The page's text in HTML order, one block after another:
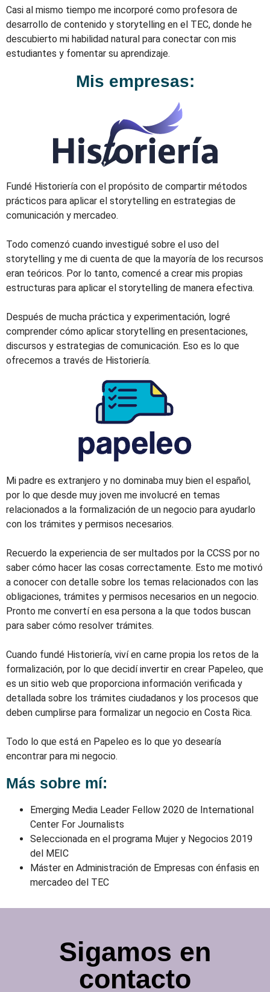
Casi al mismo tiempo me incorporé como profesora de
desarrollo de contenido y storytelling en el TEC, donde he
descubierto mi habilidad natural para conectar con mis
estudiantes y fomentar su aprendizaje.
Mis empresas:
Fundé Historiería con el propósito de compartir métodos
prácticos para aplicar el storytelling en estrategias de
comunicación y mercadeo.
Todo comenzó cuando investigué sobre el uso del
storytelling y me di cuenta de que la mayoría de los recursos
eran teóricos. Por lo tanto, comencé a crear mis propias
estructuras para aplicar el storytelling de manera efectiva.
Después de mucha práctica y experimentación, logré
comprender cómo aplicar storytelling en presentaciones,
discursos y estrategias de comunicación. Eso es lo que
ofrecemos a través de Historiería.
Mi padre es extranjero y no dominaba muy bien el español,
por lo que desde muy joven me involucré en temas
relacionados a la formalización de un negocio para ayudarlo
con los trámites y permisos necesarios.
Recuerdo la experiencia de ser multados por la CCSS por no
saber cómo hacer las cosas correctamente. Esto me motivó
a conocer con detalle sobre los temas relacionados con las
obligaciones, trámites y permisos necesarios en un negocio.
Pronto me convertí en esa persona a la que todos buscan
para saber cómo resolver trámites.
Cuando fundé Historiería, viví en carne propia los retos de la
formalización, por lo que decidí invertir en crear Papeleo, que
es un sitio web que proporciona información verificada y
detallada sobre los trámites ciudadanos y los procesos que
deben cumplirse para formalizar un negocio en Costa Rica.
Todo lo que está en Papeleo es lo que yo desearía
encontrar para mi negocio.
Más sobre mí:
Emerging Media Leader Fellow 2020 de International
Center For Journalists
Seleccionada en el programa Mujer y Negocios 2019
del MEIC
Máster en Administración de Empresas con énfasis en
mercadeo del TEC
Sigamos en
contacto